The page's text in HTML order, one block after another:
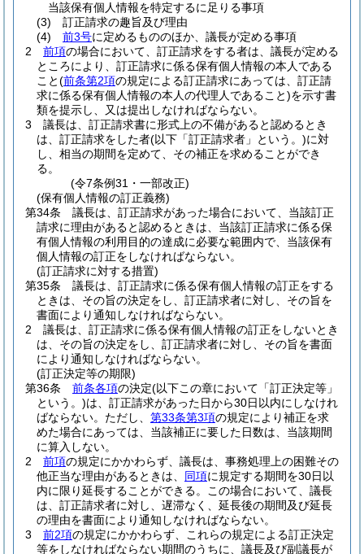
当該保有個人情報を特定するに足りる事項
(3)
訂正請求の趣旨及び理由
(4)
前3号に定めるもののほか、議長が定める事項
2
前項の場合において、訂正請求をする者は、議長が定める
ところにより、訂正請求に係る保有個人情報の本人である
こと(前条第2項の規定による訂正請求にあっては、訂正請
求に係る保有個人情報の本人の代理人であること)を示す書
類を提示し、又は提出しなければならない。
3
議長は、訂正請求書に形式上の不備があると認めるとき
は、訂正請求をした者(以下「訂正請求者」という。)に対
し、相当の期間を定めて、その補正を求めることができ
る。
(令7条例31・一部改正)
(保有個人情報の訂正義務)
第34条
議長は、訂正請求があった場合において、当該訂正
請求に理由があると認めるときは、当該訂正請求に係る保
有個人情報の利用目的の達成に必要な範囲内で、当該保有
個人情報の訂正をしなければならない。
(訂正請求に対する措置)
第35条
議長は、訂正請求に係る保有個人情報の訂正をする
ときは、その旨の決定をし、訂正請求者に対し、その旨を
書面により通知しなければならない。
2
議長は、訂正請求に係る保有個人情報の訂正をしないとき
は、その旨の決定をし、訂正請求者に対し、その旨を書面
により通知しなければならない。
(訂正決定等の期限)
第36条
前条各項の決定(以下この章において「訂正決定等」
という。)は、訂正請求があった日から30日以内にしなけれ
ばならない。 ただし、 第33条第3項の規定により補正を求
めた場合にあっては、当該補正に要した日数は、当該期間
に算入しない。
2
前項の規定にかかわらず、議長は、事務処理上の困難その
他正当な理由があるときは、 同項に規定する期間を30日以
内に限り延長することができる。
この場合において、議長
は、訂正請求者に対し、遅滞なく、延長後の期間及び延長
の理由を書面により通知しなければならない。
3
前2項の規定にかかわらず、これらの規定による訂正決定
等をしなければならない期間のうちに、議長及び副議長が